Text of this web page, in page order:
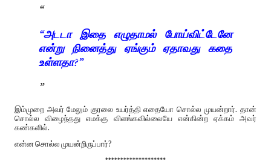
“அடடா இதை எழுதாமல் போய்விட்டேனே
என்று நினைத்து ஏங்கும் ஏதாவது கதை
உள்ளதா?”
இம்முறை அவர் மேலும் குரலை உயர்த்தி எதையோ சொல்ல முயன்றார். தான்
சொல்ல விழைந்தது எமக்கு விளங்கவில்லையே என்கின்ற ஏக்கம் அவர்
கண்களில்.
என்ன சொல்ல முயன்றிருப்பார்?
********************